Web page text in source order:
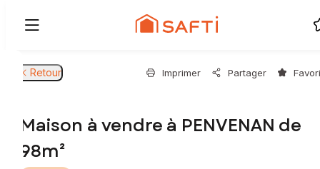
Retour Imprimer Partager
Maison à vendre à PENVENAN de
98m²